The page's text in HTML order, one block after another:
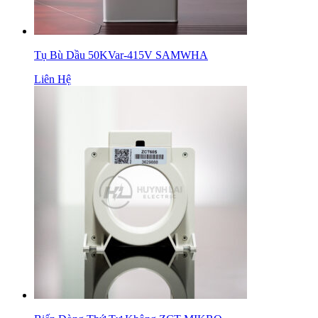
Tụ Bù Dầu 50KVar-415V SAMWHA
Liên Hệ